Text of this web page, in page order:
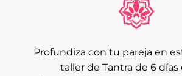
Profundiza con tu pareja en
taller de Tantra de 6